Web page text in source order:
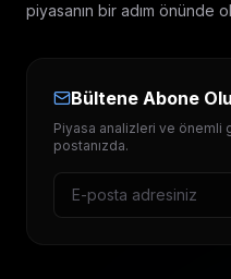
piyasanın bir adım önünde
Bültene Abone
Piyasa analizleri ve önemli
postanızda.